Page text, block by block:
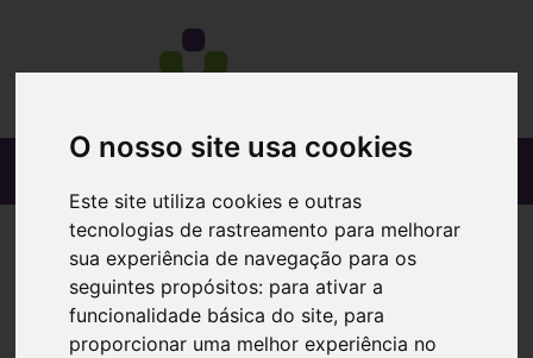
O nosso site usa cookies
Este site utiliza cookies e outras
tecnologias de rastreamento para melhorar
sua experiência de navegação para os
seguintes propósitos: para ativar a
funcionalidade básica do site, para
proporcionar uma melhor experiência no